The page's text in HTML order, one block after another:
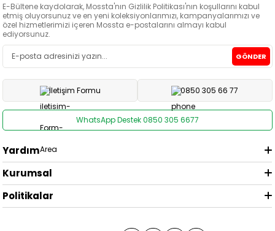
E-Bültene kaydolarak, Mossta'nın Gizlilik Politikası'nın koşullarını kabul
etmiş oluyorsunuz ve en yeni koleksiyonlarımızı, kampanyalarımızı ve
özel hizmetlerimizi içeren Mossta e-postalarını almayı kabul
ediyorsunuz.
GÖNDER
İletişim Formu 0850 305 66 77
WhatsApp Destek 0850 305 6677
Yardım
Kurumsal
Politikalar